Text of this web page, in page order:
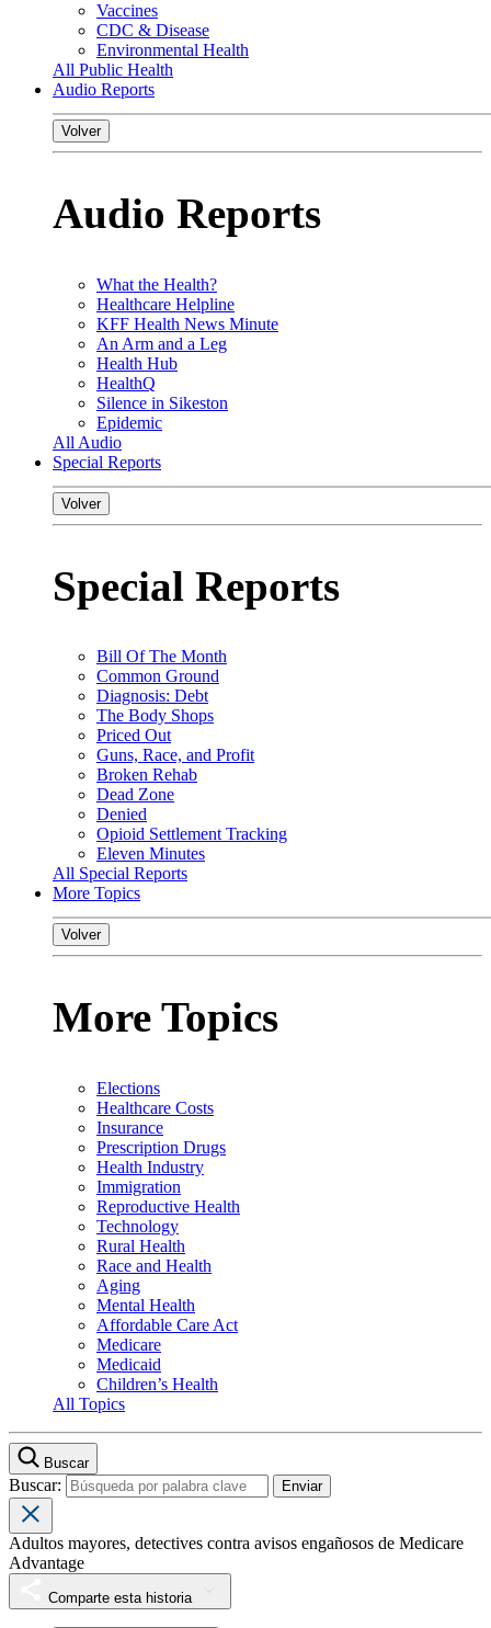
Vaccines
CDC & Disease
Environmental Health
All Public Health
Audio Reports
Volver
Audio Reports
What the Health?
Healthcare Helpline
KFF Health News Minute
An Arm and a Leg
Health Hub
HealthQ
Silence in Sikeston
Epidemic
All Audio
Special Reports
Volver
Special Reports
Bill Of The Month
Common Ground
Diagnosis: Debt
The Body Shops
Priced Out
Guns, Race, and Profit
Broken Rehab
Dead Zone
Denied
Opioid Settlement Tracking
Eleven Minutes
All Special Reports
More Topics
Volver
More Topics
Elections
Healthcare Costs
Insurance
Prescription Drugs
Health Industry
Immigration
Reproductive Health
Technology
Rural Health
Race and Health
Aging
Mental Health
Affordable Care Act
Medicare
Medicaid
Children’s Health
All Topics
Buscar
Buscar:
Adultos mayores, detectives contra avisos engañosos de Medicare
Advantage
Comparte esta historia